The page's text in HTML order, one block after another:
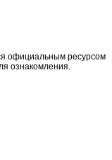
официальным ресурсом
ознакомления.